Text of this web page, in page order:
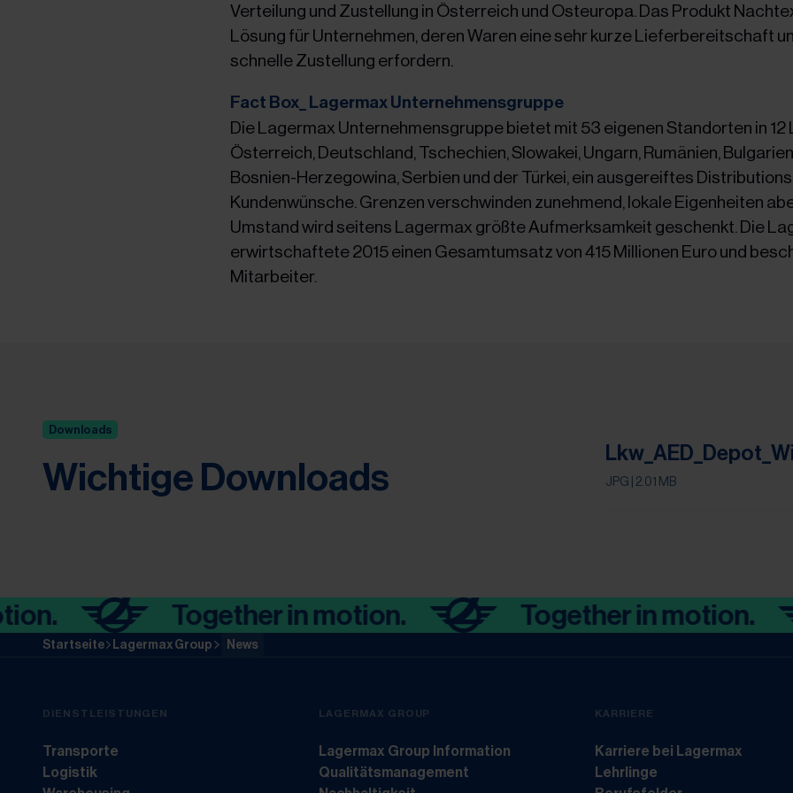
Verteilung und Zustellung in Österreich und Osteuropa. Das Produkt
Lösung für Unternehmen, deren Waren eine sehr kurze Lieferbereitschaft
schnelle Zustellung erfordern.
Fact Box_ Lagermax Unternehmensgruppe
Die Lagermax Unternehmensgruppe bietet mit 53 eigenen Standorten in 12
Österreich, Deutschland, Tschechien, Slowakei, Ungarn, Rumänien,
Bosnien-Herzegowina, Serbien und der Türkei, ein ausgereiftes
Kundenwünsche. Grenzen verschwinden zunehmend, lokale Eigenheiten
Umstand wird seitens Lagermax größte Aufmerksamkeit geschenkt. Die
erwirtschaftete 2015 einen Gesamtumsatz von 415 Millionen Euro und
Mitarbeiter.
Downloads
Wichtige Downloads JPG | 2.01 MB
Together in motion. Together in motion.
Startseite Lagermax Group News
DIENSTLEISTUNGEN
Transporte
Logistik
LAGERMAX GROUP
Lagermax Group Information
Qualitätsmanagement
KARRIERE
Karriere bei Lagermax
Lehrlinge